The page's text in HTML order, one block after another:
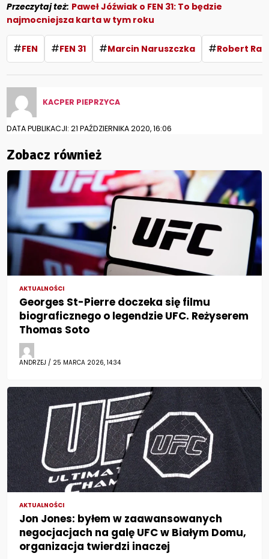
Przeczytaj też: Paweł Jóźwiak o FEN 31: To będzie
najmocniejsza karta w tym roku
#FEN #FEN 31 #Marcin Naruszczka #Robert
KACPER PIEPRZYCA
DATA PUBLIKACJI: 21 PAŹDZIERNIKA 2020, 16:06
Zobacz również
AKTUALNOŚCI
Georges St-Pierre doczeka się filmu
biograficznego o legendzie UFC. Reżyserem
Thomas Soto
ANDRZEJ / 25 MARCA 2026, 14:34
AKTUALNOŚCI
Jon Jones: byłem w zaawansowanych
negocjacjach na galę UFC w Białym Domu,
organizacja twierdzi inaczej